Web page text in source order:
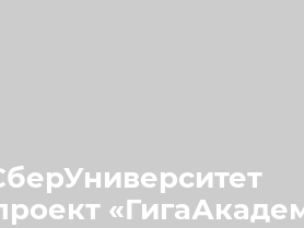
«